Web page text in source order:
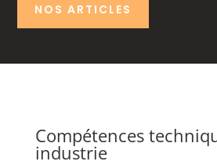
NOS ARTICLES
Compétences
industrie